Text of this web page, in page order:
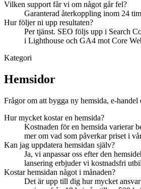
Vilken support får vi om något går fel?
Garanterad återkoppling inom 24
Hur följer ni upp resultaten?
Per tjänst. SEO följs upp i Search
i Lighthouse och GA4 mot Core
Kategori
Hemsidor
Frågor om att bygga ny hemsida, e-
Hur mycket kostar en hemsida?
Kostnaden för en hemsida varierar
mer om vad som påverkar priset i
Kan jag uppdatera hemsidan själv?
Ja, vi anpassar oss efter den
lansering erbjuder vi kostnadsfri
Kostar hemsidan något i månaden?
Det är upp till dig hur mycket